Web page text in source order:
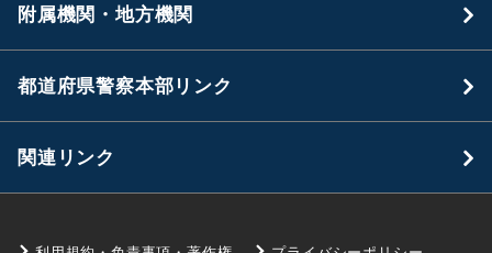
附属機関・地方機関
都道府県警察本部リンク
関連リンク